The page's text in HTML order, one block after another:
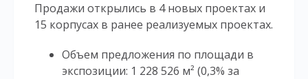
Продажи открылись в 4 новых проектах и
15 корпусах в ранее реализуемых проектах.
Объем предложения по площади в
экспозиции: 1 228 526 м² (0,3% за